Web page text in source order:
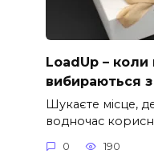
LoadUp –
вибираються
Шукаєте місце,
водночас
0 190